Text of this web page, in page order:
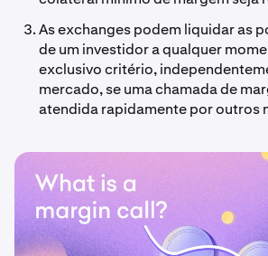
As exchanges podem liquidar as
de um investidor a qualquer
exclusivo critério,
mercado, se uma chamada de
atendida rapidamente por outros